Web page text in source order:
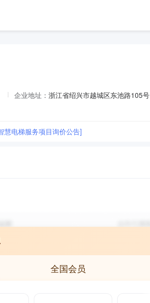
企业地址： 浙江省绍兴市越城区东池路105号
慧电梯服务项目询价公告]
全国会员